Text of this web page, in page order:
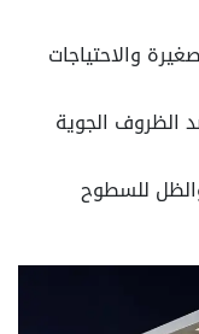
والاحتياجات
الظروف الجوية
للسطوح